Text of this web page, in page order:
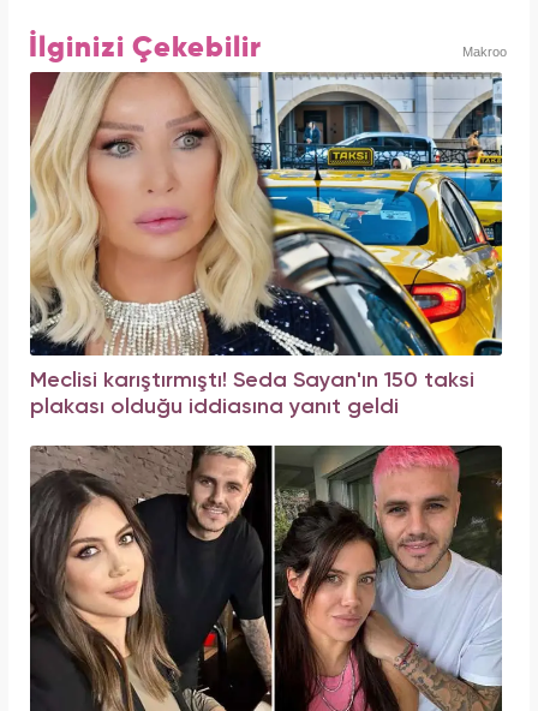
İlginizi Çekebilir Makroo
Meclisi karıştırmıştı! Seda Sayan'ın 150 taksi
plakası olduğu iddiasına yanıt geldi